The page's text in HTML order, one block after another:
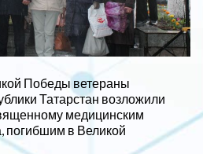
Победы ветераны
Татарстан возложили
медицинским
погибшим в Великой